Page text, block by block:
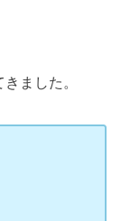
ました。